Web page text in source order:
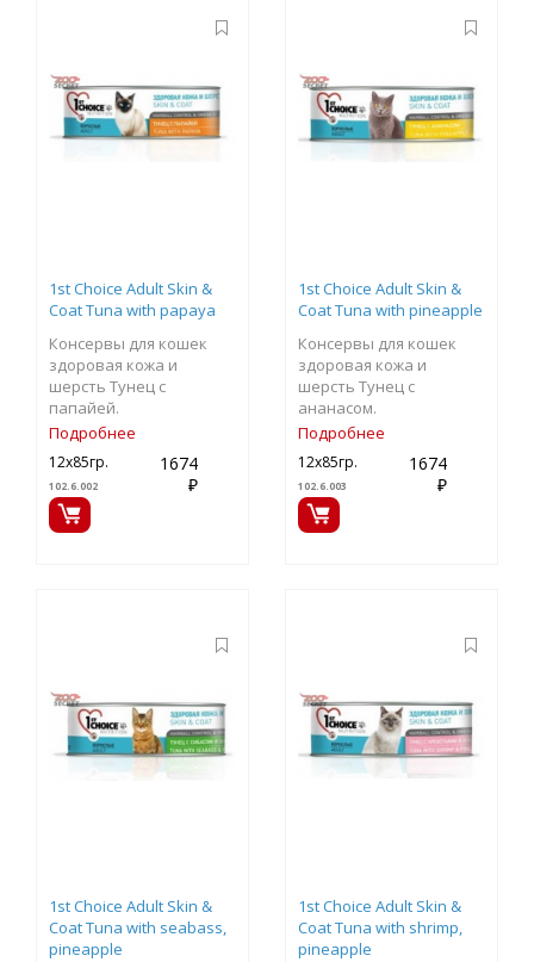
1st Choice Adult Skin &
Coat Tuna with papaya
Консервы для кошек
здоровая кожа и
шерсть Тунец c
папайей.
Подробнее
12х85гр.
102.6.002
1674
₽
1st Choice Adult Skin &
Coat Tuna with pineapple
Консервы для кошек
здоровая кожа и
шерсть Тунец с
ананасом.
Подробнее
12х85гр.
102.6.003
1674
₽
1st Choice Adult Skin &
Coat Tuna with seabass,
pineapple
1st Choice Adult Skin &
Coat Tuna with shrimp,
pineapple